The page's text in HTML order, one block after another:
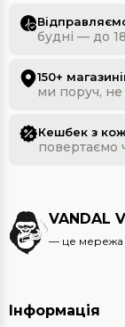
будні — до
150+
ми поруч,
Кешбек з
повертаємо
VANDAL
— це мережа
Інформація